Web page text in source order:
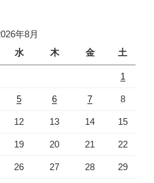
年8月
水 木 金 土
1
5 6 7 8
12 13 14 15
19 20 21 22
26 27 28 29